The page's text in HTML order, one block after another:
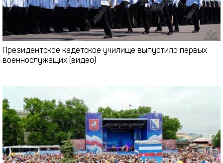
Президентское кадетское училище выпустило первых
военнослужащих (видео)